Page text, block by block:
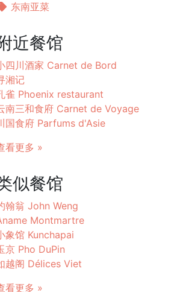
东南亚菜
近餐馆
四川酒家 Carnet de Bord
湘记
雀 Phoenix restaurant
南三和食府 Carnet de Voyage
国食府 Parfums d'Asie
看更多 »
似餐馆
翰翁 John Weng
Montmartre
象馆 Kunchapai
京 Pho DuPin
越阁 Délices Viet
看更多 »